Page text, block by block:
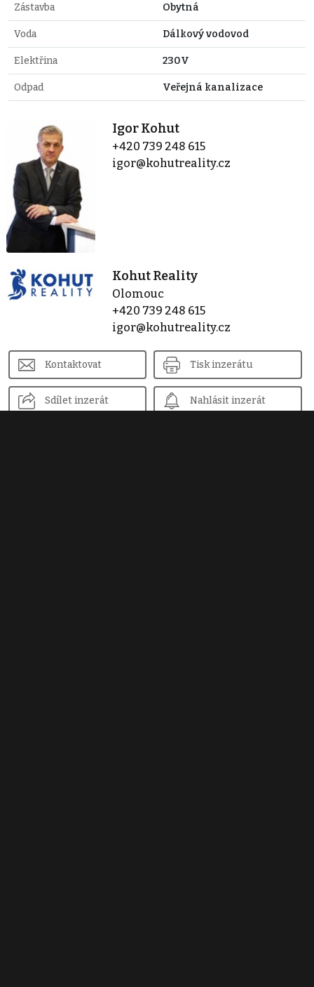
Zástavba Obytná
Voda Dálkový vodovod
Elektřina 230V
Odpad Veřejná kanalizace
Igor Kohut
+420 739 248 615
igor@kohutreality.cz
Kohut Reality
Olomouc
+420 739 248 615
igor@kohutreality.cz
Kontaktovat Tisk inzerátu
Sdílet inzerát Nahlásit inzerát